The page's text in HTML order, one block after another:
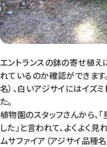
エントランスの鉢の寄せ植
れているのか確認ができます
名）、白いアジサイにはイズ
た。
植物園のスタッフさんから、
した」と言われて、よくよく
ムサファイア（アジサイ品種